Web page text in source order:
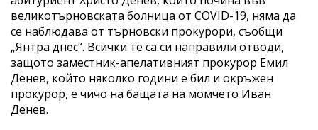
великотърновската болница от COVID-19, няма да
се наблюдава от търновски прокурори, съобщи
„Янтра днес“. Всички те са си направили отводи,
защото заместник-апелативният прокурор Емил
Денев, който няколко години е бил и окръжен
прокурор, е чичо на бащата на момчето Иван
Денев.